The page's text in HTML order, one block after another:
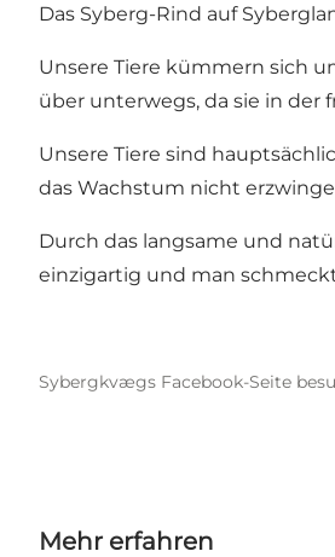
Das Syberg-Rind auf
Unsere Tiere kümmern sich
über unterwegs, da sie in der
Unsere Tiere sind
das Wachstum nicht
Durch das langsame und
einzigartig und man
Sybergkvægs Facebook-Seite
Mehr erfahren